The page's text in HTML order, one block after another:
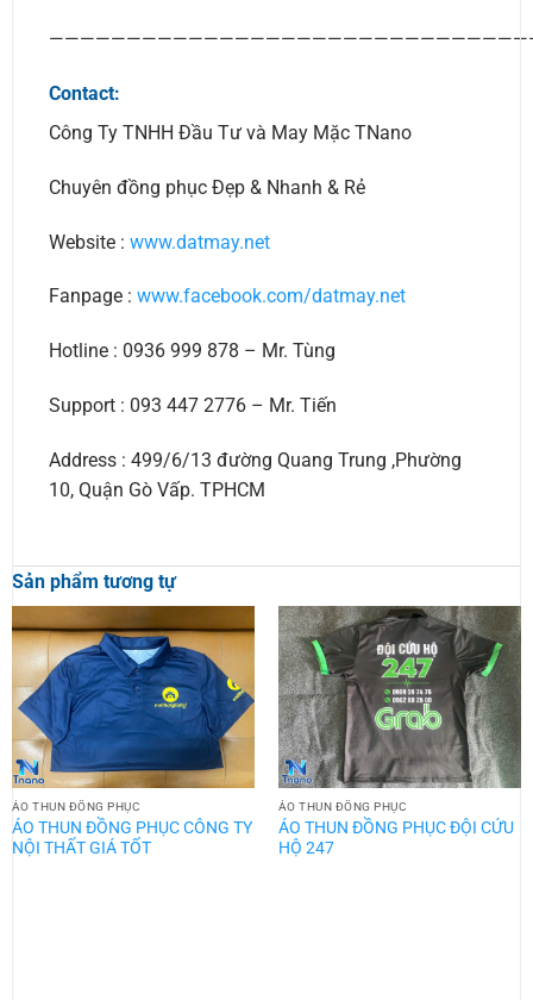
Contact:
Công Ty TNHH Đầu Tư và May Mặc TNano
Chuyên đồng phục Đẹp & Nhanh & Rẻ
Website : www.datmay.net
Fanpage : www.facebook.com/datmay.net
Hotline : 0936 999 878 – Mr. Tùng
Support : 093 447 2776 – Mr. Tiến
Address : 499/6/13 đường Quang Trung ,Phường
10, Quận Gò Vấp. TPHCM
Sản phẩm tương tự
ÁO THUN ĐỒNG PHỤC
ÁO THUN ĐỒNG PHỤC CÔNG TY
NỘI THẤT GIÁ TỐT
ÁO THUN ĐỒNG PHỤC
ÁO THUN ĐỒNG PHỤC ĐỘI CỨU
HỘ 247